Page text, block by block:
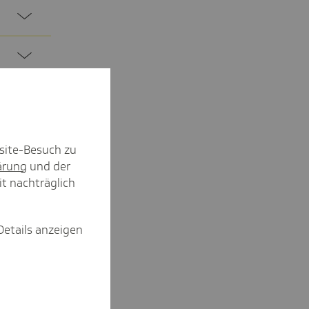
Besuch zu
und der
nachträglich
anzeigen